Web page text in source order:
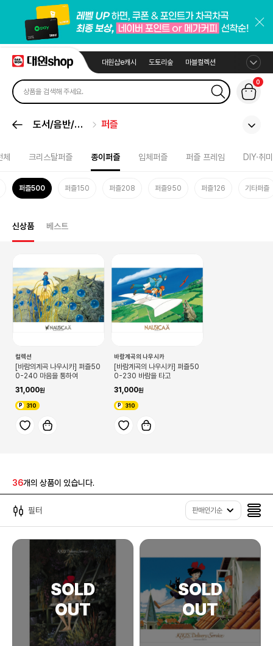
대원샵e캐시 도토리숲 마블컬렉션
0
도서/음반/취
퍼즐
체 크리스탈퍼즐 종이퍼즐 입체퍼즐 퍼즐 프레임 DIY·취미
퍼즐500 퍼즐150 퍼즐208 퍼즐950 퍼즐126 기타퍼즐
신상품 베스트
컬렉션
[바람의계곡 나우시카] 퍼즐50
0-240 마음을 통하여
31,000
310
바람계곡의 나우시카
[바람계곡의 나우시카] 퍼즐50
0-230 바람을 타고
31,000
310
36개의 상품이 있습니다.
필터 판매인기순